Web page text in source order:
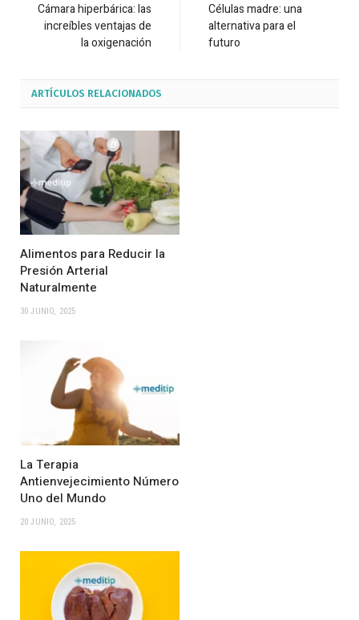
Cámara hiperbárica: las
increíbles ventajas de
la oxigenación
Células madre: una
alternativa para el
futuro
ARTÍCULOS RELACIONADOS
Alimentos para Reducir la
Presión Arterial
Naturalmente
30 JUNIO, 2025
La Terapia
Antienvejecimiento Número
Uno del Mundo
20 JUNIO, 2025